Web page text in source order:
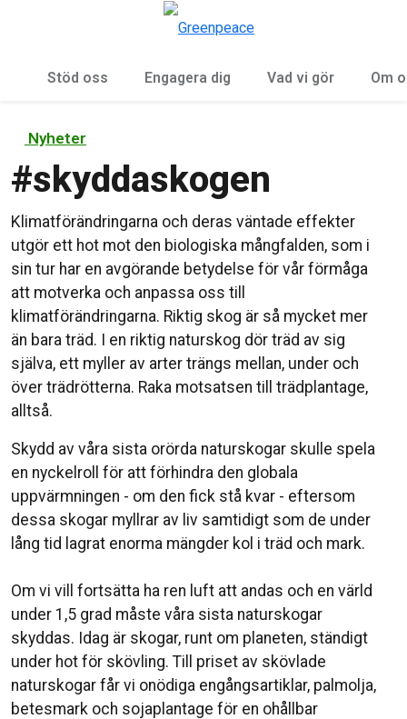
Stöd oss Engagera dig Vad vi gör Om
Nyheter
#skyddaskogen
Klimatförändringarna och deras väntade effekter
utgör ett hot mot den biologiska mångfalden, som i
sin tur har en avgörande betydelse för vår förmåga
att motverka och anpassa oss till
klimatförändringarna. Riktig skog är så mycket mer
än bara träd. I en riktig naturskog dör träd av sig
själva, ett myller av arter trängs mellan, under och
över trädrötterna. Raka motsatsen till trädplantage,
alltså.⁣
Skydd av våra sista orörda naturskogar skulle spela
en nyckelroll för att förhindra den globala
uppvärmningen - om den fick stå kvar - eftersom
dessa skogar myllrar av liv samtidigt som de under
lång tid lagrat enorma mängder kol i träd och mark.⁣
Om vi vill fortsätta ha ren luft att andas och en värld
under 1,5 grad måste våra sista naturskogar
skyddas. Idag är skogar, runt om planeten, ständigt
under hot för skövling. Till priset av skövlade
naturskogar får vi onödiga engångsartiklar, palmolja,
betesmark och sojaplantage för en ohållbar